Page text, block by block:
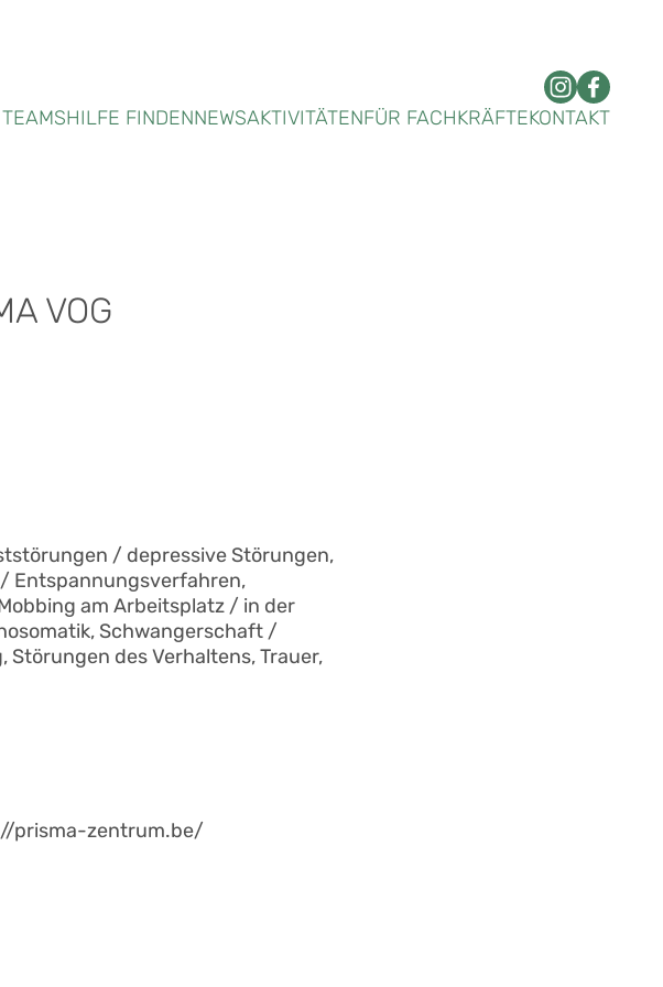
HILFE FINDENNEWSAKTIVITÄTENFÜR FACHKRÄFTEKONTAKT
VOG
/ depressive Störungen,
Entspannungsverfahren,
am Arbeitsplatz / in der
Schwangerschaft /
des Verhaltens, Trauer,
prisma-zentrum.be/